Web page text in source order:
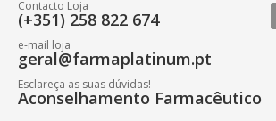
Contacto Loja
(+351) 258 822 674
e-mail loja
geral@farmaplatinum.pt
Esclareça as suas dúvidas!
Aconselhamento Farmacêutico